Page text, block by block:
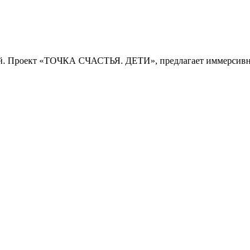
Проект «ТОЧКА СЧАСТЬЯ. ДЕТИ», предлагает